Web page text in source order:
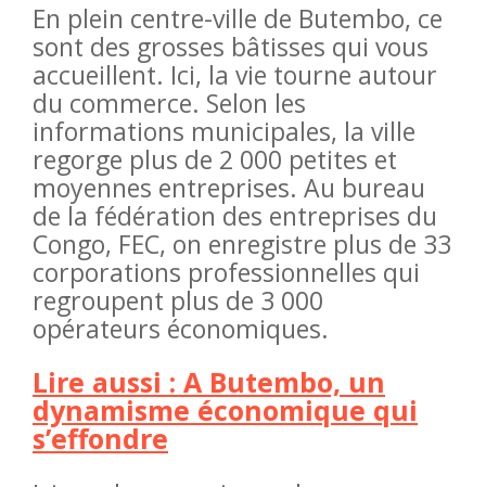
En plein centre-ville de Butembo, ce
sont des grosses bâtisses qui vous
accueillent. Ici, la vie tourne autour
du commerce. Selon les
informations municipales, la ville
regorge plus de 2 000 petites et
moyennes entreprises. Au bureau
de la fédération des entreprises du
Congo, FEC, on enregistre plus de 33
corporations professionnelles qui
regroupent plus de 3 000
opérateurs économiques.
Lire aussi : A Butembo, un
dynamisme économique qui
s’effondre